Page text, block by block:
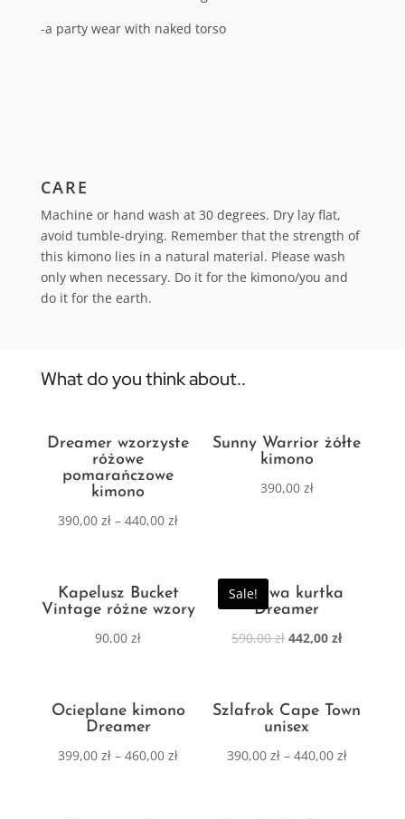
-a party wear with naked torso
CARE
Machine or hand wash at 30 degrees. Dry lay flat,
avoid tumble-drying. Remember that the strength of
this kimono lies in a natural material. Please wash
only when necessary. Do it for the kimono/you and
do it for the earth.
What do you think about..
Dreamer wzorzyste
różowe
pomarańczowe
kimono
390,00zł –440,00zł
Sunny Warrior żółte
kimono
390,00 zł
Kapelusz Bucket
Vintage różne wzory
90,00zł
Sale!
Zimowa kurtka
Dreamer
590,00zł 442,00zł
Ocieplane kimono
Dreamer
399,00zł –460,00zł
Szlafrok Cape Town
unisex
390,00 zł– 440,00 zł